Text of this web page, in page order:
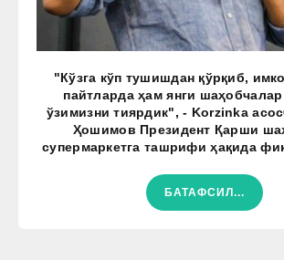
"Кўзга кўп тушишдан қўрқиб,
пайтларда ҳам янги
ўзимизни тиярдик", - Korzinka
Ҳошимов Президент Қарши
супермаркетга ташрифи ҳақида
БАТАФСИЛ...